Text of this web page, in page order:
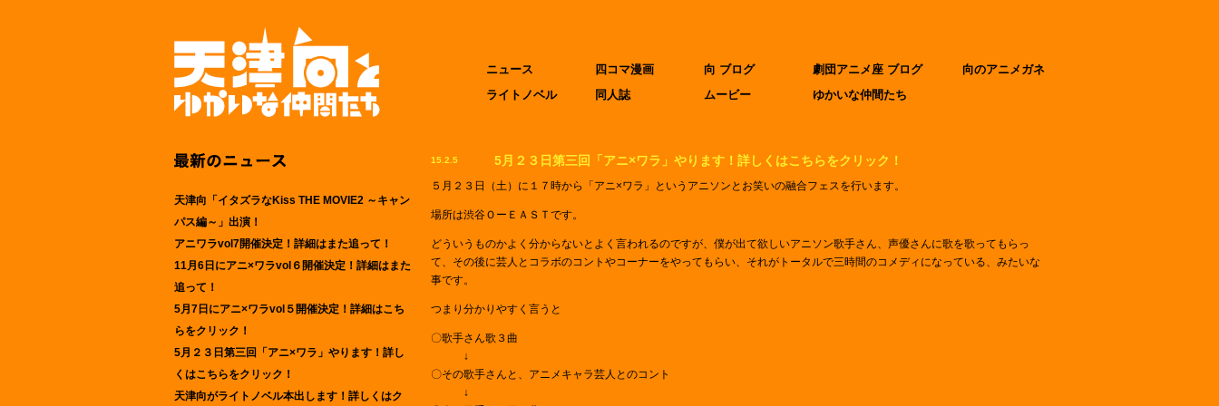
ニュース 四コマ漫画 向 ブログ 劇団アニメ座 ブログ
向のアニメガネ
ライトノベル
同人誌 ムービー ゆかいな仲間たち
天津向「イタズラなKiss THE MOVIE2 ～キャン
パス編～」出演！
アニワラvol7開催決定！詳細はまた追って！
11月6日にアニ×ワラvol６開催決定！詳細はまた
追って！
5月7日にアニ×ワラvol５開催決定！詳細はこち
らをクリック！
5月２３日第三回「アニ×ワラ」やります！詳し
くはこちらをクリック！
天津向がライトノベル本出します！詳しくはク
15.2.5 5月２３日第三回「アニ×ワラ」やります！詳しくはこちらをクリック！
５月２３日（土）に１７時から「アニ×ワラ」というアニソンとお笑いの融合フェスを行います。
場所は渋谷ＯーＥＡＳＴです。
どういうものかよく分からないとよく言われるのですが、僕が出て欲しいアニソン歌手さん、声優さんに歌を歌ってもらっ
て、その後に芸人とコラボのコントやコーナーをやってもらい、それがトータルで三時間のコメディになっている、みたいな
事です。
つまり分かりやすく言うと
〇歌手さん歌３曲
↓
〇その歌手さんと、アニメキャラ芸人とのコント
↓